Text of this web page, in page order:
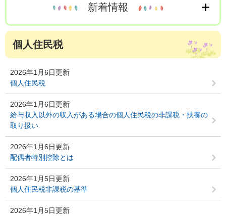
新着情報
個人住民税
2026年1月6日更新
個人住民税
2026年1月6日更新
給与収入以外の収入がある場合の個人住民税の非課税・扶養の
取り扱い
2026年1月6日更新
配偶者特別控除とは
2026年1月5日更新
個人住民税非課税の基準
2026年1月5日更新